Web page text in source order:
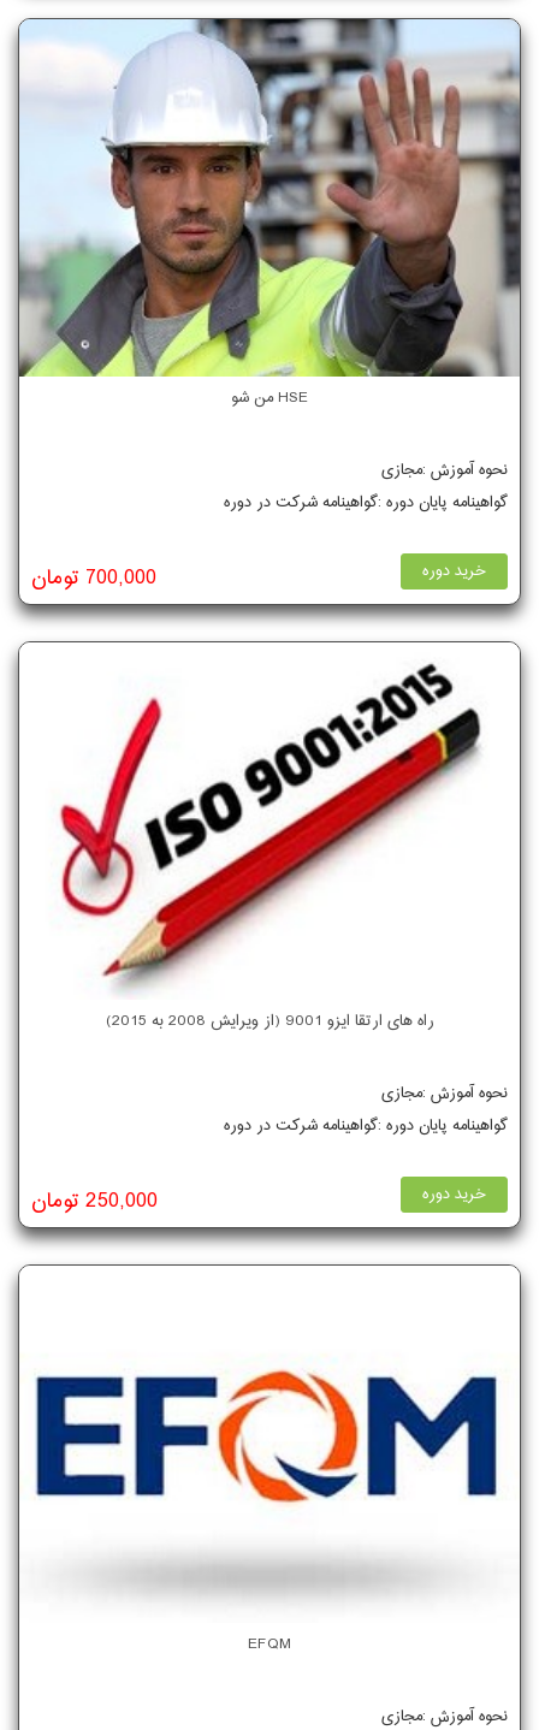
HSE من شو
نحوه آموزش :مجازی
گواهینامه پایان دوره :گواهینامه شرکت در دوره
خرید دوره 700,000 تومان
راه های ارتقا ایزو 9001 (از ویرایش 2008 به 2015)
نحوه آموزش :مجازی
گواهینامه پایان دوره :گواهینامه شرکت در دوره
خرید دوره 250,000 تومان
EFQM
نحوه آموزش :مجازی